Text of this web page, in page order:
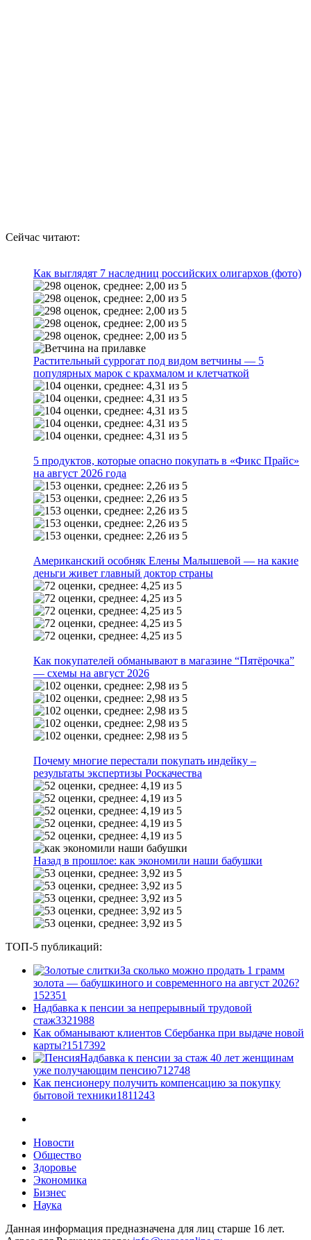
Сейчас читают:
Как выглядят 7 наследниц российских олигархов (фото)
Растительный суррогат под видом ветчины — 5
популярных марок с крахмалом и клетчаткой
5 продуктов, которые опасно покупать в «Фикс Прайс»
на август 2026 года
Американский особняк Елены Малышевой — на какие
деньги живет главный доктор страны
Как покупателей обманывают в магазине “Пятёрочка”
— схемы на август 2026
Почему многие перестали покупать индейку –
результаты экспертизы Роскачества
Назад в прошлое: как экономили наши бабушки
ТОП-5 публикаций:
За сколько можно продать 1 грамм
золота — бабушкиного и современного на август 2026?
1 52351
Надбавка к пенсии за непрерывный трудовой
стаж3321988
Как обманывают клиентов Сбербанка при выдаче новой
карты?1517392
Надбавка к пенсии за стаж 40 лет женщинам
уже получающим пенсию712748
Как пенсионеру получить компенсацию за покупку
бытовой техники1811243
Новости
Общество
Здоровье
Экономика
Бизнес
Наука
Данная информация предназначена для лиц старше 16 лет.